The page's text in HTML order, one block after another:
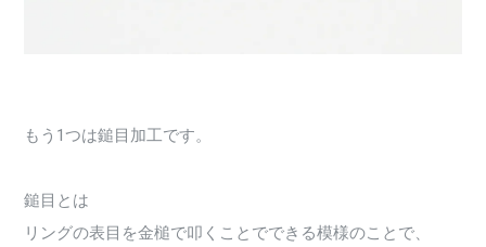
もう1つは鎚目加工です。
鎚目とは
リングの表目を金槌で叩くことでできる模様のことで、